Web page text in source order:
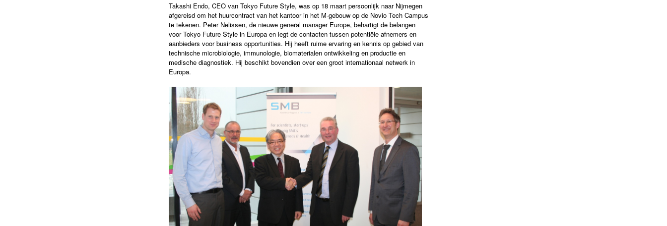
Takashi Endo, CEO van Tokyo Future Style, was op 18 maart persoonlijk naar Nijmegen
afgereisd om het huurcontract van het kantoor in het M-gebouw op de Novio Tech Campus
te tekenen. Peter Nelissen, de nieuwe general manager Europe, behartigt de belangen
voor Tokyo Future Style in Europa en legt de contacten tussen potentiële afnemers en
aanbieders voor business opportunities. Hij heeft ruime ervaring en kennis op gebied van
technische microbiologie, immunologie, biomaterialen ontwikkeling en productie en
medische diagnostiek. Hij beschikt bovendien over een groot internationaal netwerk in
Europa.